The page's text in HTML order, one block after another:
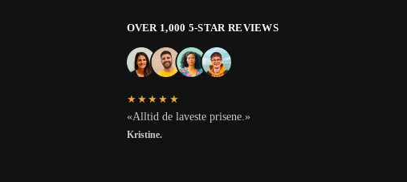
OVER 1,000 5-STAR REVIEWS
★★★★★
«Alltid de laveste prisene.»
Kristine.